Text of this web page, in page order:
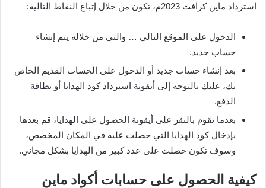
استرداد ماين كرافت 2023م، تكون من خلال إتباع النقاط التالية:
الدخول على الموقع التالي … والتي من خلاله يتم إنشاء
حساب جديد.
بعد إنشاء حساب جديد أو الدخول على الحساب القديم الخاص
بك، عليك بالتوجه إلى أيقونة استرداد كود الهدايا أو بطاقة
الدفع.
بعدما تقوم بالنقر على أيقونة الحصول على الهدايا، قم بعدها
بإدخال كود الهدايا التي حصلت عليه في المكان المخصص،
وسوف تكون حصلت على عدد كبير من الهدايا بشكل مجاني.
كيفية الحصول على حسابات أكواد ماين